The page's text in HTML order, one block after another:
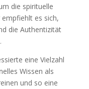
die spirituelle
es sich,
die Authentizität
eine Vielzahl
Wissen als
und so eine